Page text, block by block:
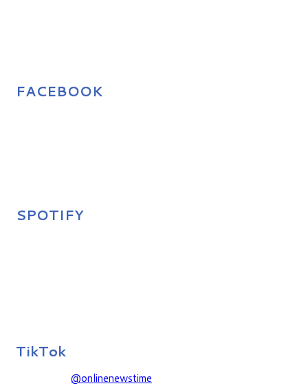
FACEBOOK
SPOTIFY
TikTok
@onlinenewstime